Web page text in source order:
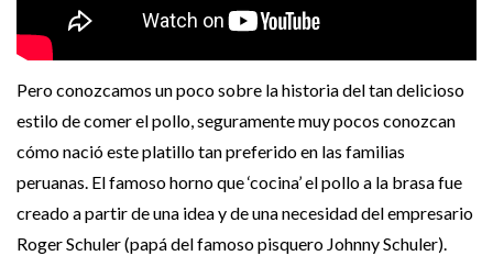
Pero conozcamos un poco sobre la historia del tan delicioso
estilo de comer el pollo, seguramente muy pocos conozcan
cómo nació este platillo tan preferido en las familias
peruanas. El famoso horno que ‘cocina’ el pollo a la brasa fue
creado a partir de una idea y de una necesidad del empresario
Roger Schuler (papá del famoso pisquero Johnny Schuler).